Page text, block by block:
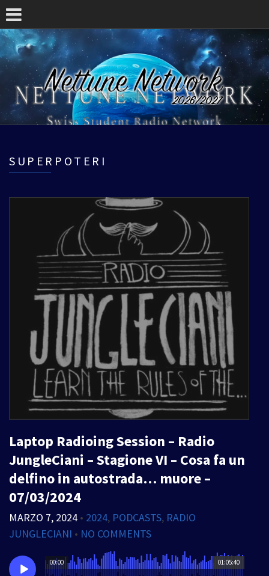
SUPERPOTERI
Laptop Radioing Session – Radio
JungleCiani – Stagione VI – Cosa fa un
delfino in autostrada… muore –
07/03/2024
MARZO 7, 2024 • 2024, PODCASTS, RADIO
JUNGLECIANI • NO COMMENTS
01:05:40
00:00